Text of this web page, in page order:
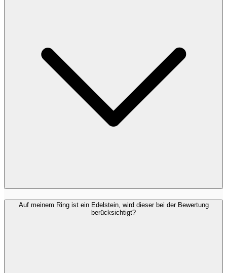
Auf meinem Ring ist ein Edelstein, wird dieser bei der Bewertung
berücksichtigt?